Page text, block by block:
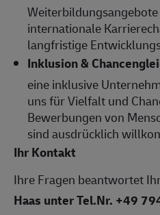
internationale
langfristige
Inklusion &
eine inklusive
uns für Vielfalt und
Bewerbungen von
sind ausdrücklich
Ihr Kontakt
Ihre Fragen beantwortet
Haas unter Tel.Nr. +49